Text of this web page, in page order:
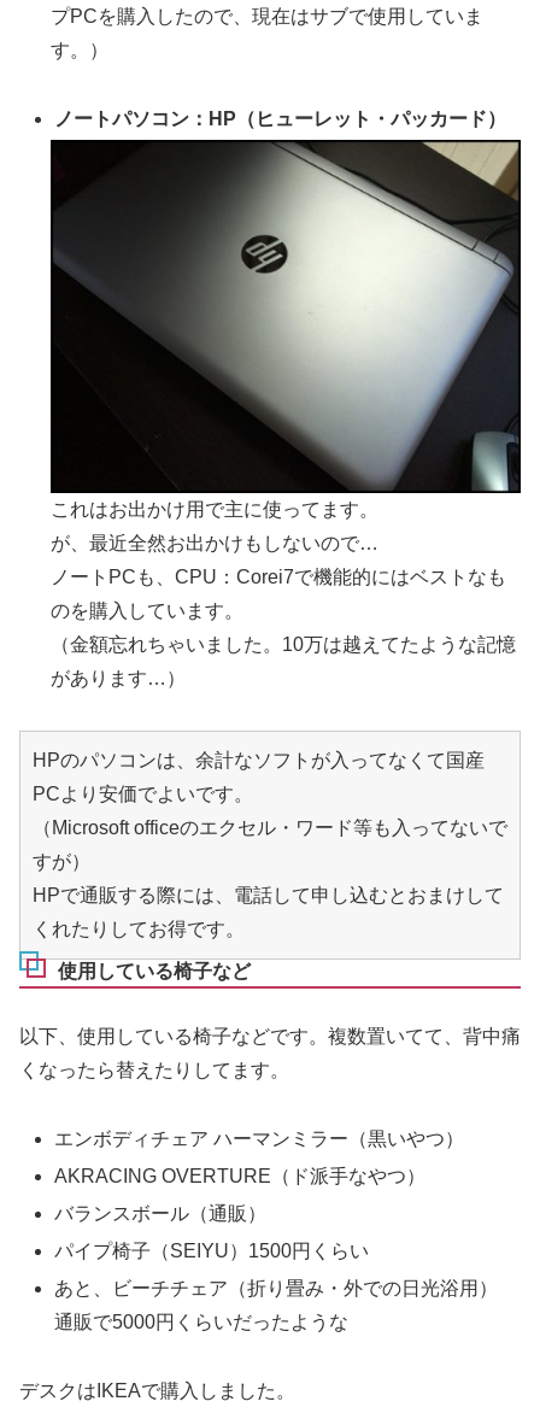
プPCを購入したので、現在はサブで使用していま
す。）
ノートパソコン：HP（ヒューレット・パッカード）
これはお出かけ用で主に使ってます。
が、最近全然お出かけもしないので…
ノートPCも、CPU：Corei7で機能的にはベストなも
のを購入しています。
（金額忘れちゃいました。10万は越えてたような記憶
があります…）
HPのパソコンは、余計なソフトが入ってなくて国産
PCより安価でよいです。
（Microsoft officeのエクセル・ワード等も入ってないで
すが）
HPで通販する際には、電話して申し込むとおまけして
くれたりしてお得です。
使用している椅子など
以下、使用している椅子などです。複数置いてて、背中痛
くなったら替えたりしてます。
エンボディチェア ハーマンミラー（黒いやつ）
AKRACING OVERTURE（ド派手なやつ）
バランスボール（通販）
パイプ椅子（SEIYU）1500円くらい
あと、ビーチチェア（折り畳み・外での日光浴用）
通販で5000円くらいだったような
デスクはIKEAで購入しました。